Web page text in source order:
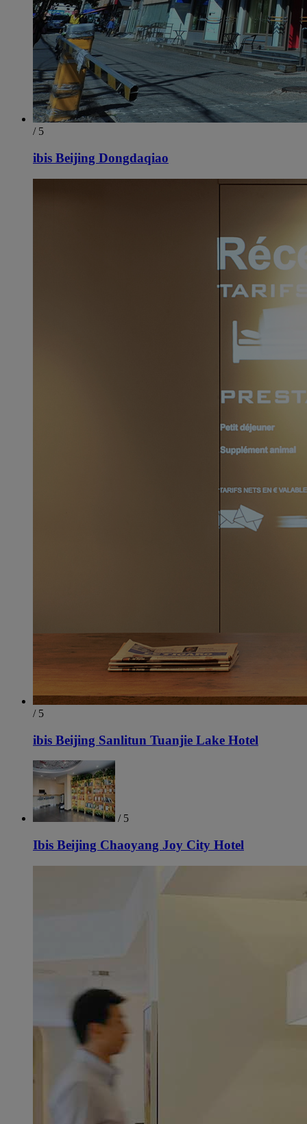
/ 5
ibis Beijing Dongdaqiao
/ 5
ibis Beijing Sanlitun Tuanjie Lake Hotel
/ 5
Ibis Beijing Chaoyang Joy City Hotel